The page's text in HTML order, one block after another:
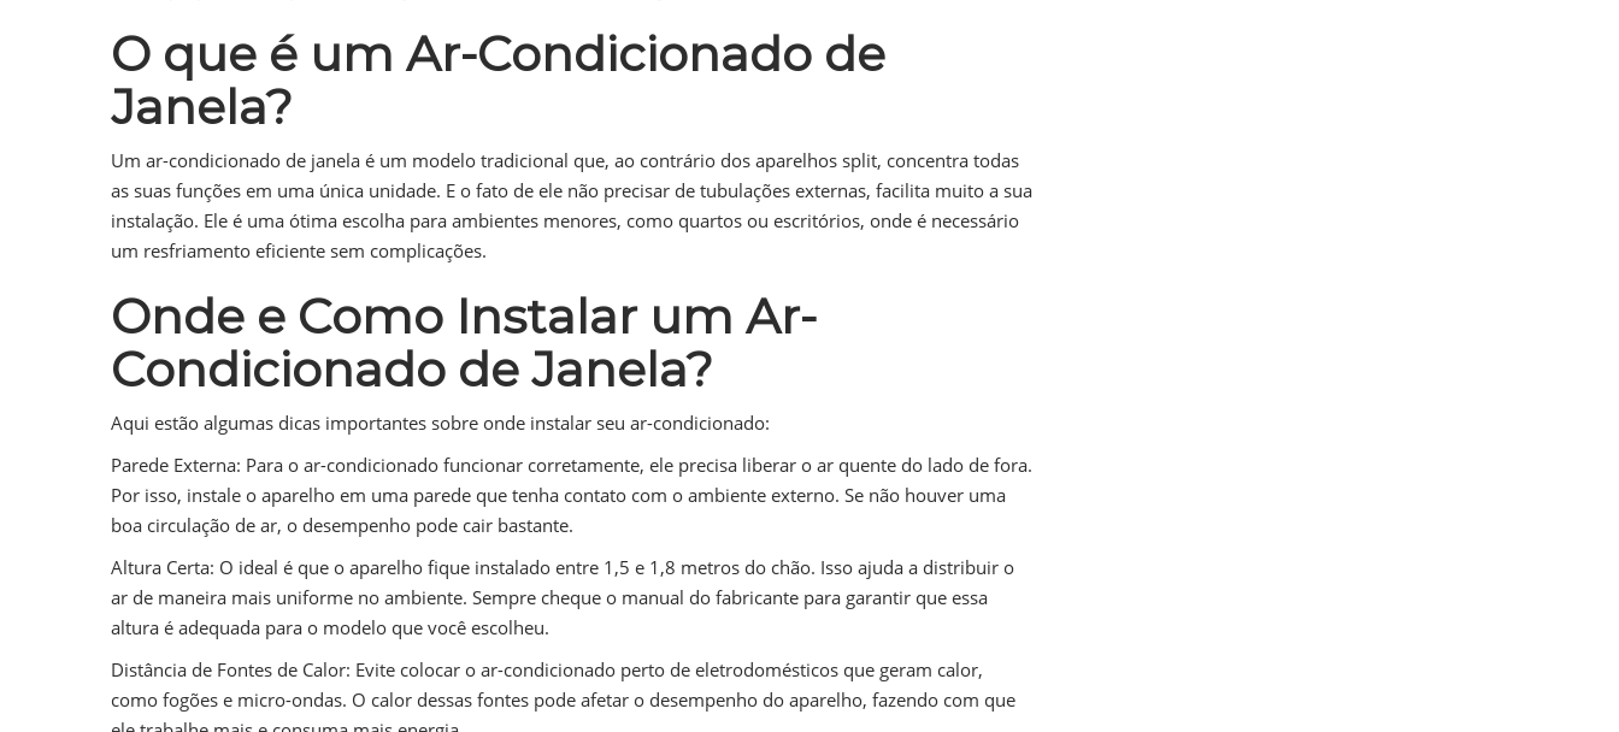
O que é um Ar-Condicionado de
Janela?
Um ar-condicionado de janela é um modelo tradicional que, ao contrário dos aparelhos split, concentra todas
as suas funções em uma única unidade. E o fato de ele não precisar de tubulações externas, facilita muito a sua
instalação. Ele é uma ótima escolha para ambientes menores, como quartos ou escritórios, onde é necessário
um resfriamento eficiente sem complicações.
Onde e Como Instalar um Ar-
Condicionado de Janela?
Aqui estão algumas dicas importantes sobre onde instalar seu ar-condicionado:
Parede Externa: Para o ar-condicionado funcionar corretamente, ele precisa liberar o ar quente do lado de fora.
Por isso, instale o aparelho em uma parede que tenha contato com o ambiente externo. Se não houver uma
boa circulação de ar, o desempenho pode cair bastante.
Altura Certa: O ideal é que o aparelho fique instalado entre 1,5 e 1,8 metros do chão. Isso ajuda a distribuir o
ar de maneira mais uniforme no ambiente. Sempre cheque o manual do fabricante para garantir que essa
altura é adequada para o modelo que você escolheu.
Distância de Fontes de Calor: Evite colocar o ar-condicionado perto de eletrodomésticos que geram calor,
como fogões e micro-ondas. O calor dessas fontes pode afetar o desempenho do aparelho, fazendo com que